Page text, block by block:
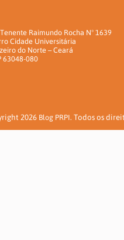
Raimundo Rocha Nº 1639
Cidade Universitária
do Norte – Ceará
63048-080
2026 Blog PRPI. Todos os